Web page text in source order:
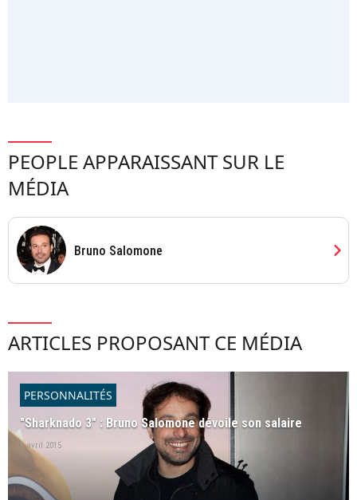
PEOPLE APPARAISSANT SUR LE
MÉDIA
Bruno Salomone chevron_right
ARTICLES PROPOSANT CE MÉDIA
PERSONNALITÉS
"Sharknado 3" : Bruno Salomone dévoile son salaire
1 avril 2015